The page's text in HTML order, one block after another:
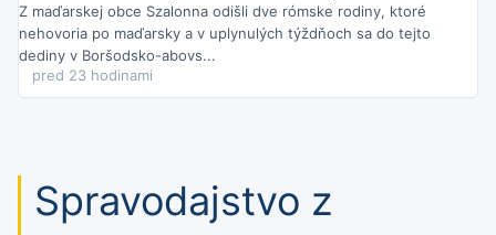
rekordných takmer 300 detí(7–13 rokov), o 50 viac než vlani. Vo
štyroch júlových turnusoch si vyskúšali VR, AI, robotiku či fyziku
a pozreli aj superpočítač Perun. TUKE chce aktivity rozšíriť aj pre
stredoškolákov a počas roka.
Štvrtok o 13:25
72 miliónov eur prinesie 121 lôžok, operačné sály aj sterilizáciu;
nemocnica zostáva majetkom KSK.
Štvrtok o 12:13
Z maďarskej obce Szalonna odišli dve rómske rodiny, ktoré
nehovoria po maďarsky a v uplynulých týždňoch sa do tejto
dediny v Boršodsko-abovs...
pred 23 hodinami
Spravodajstvo z